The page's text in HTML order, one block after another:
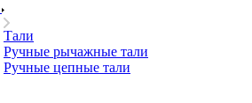
Тали
Ручные рычажные тали
Ручные цепные тали